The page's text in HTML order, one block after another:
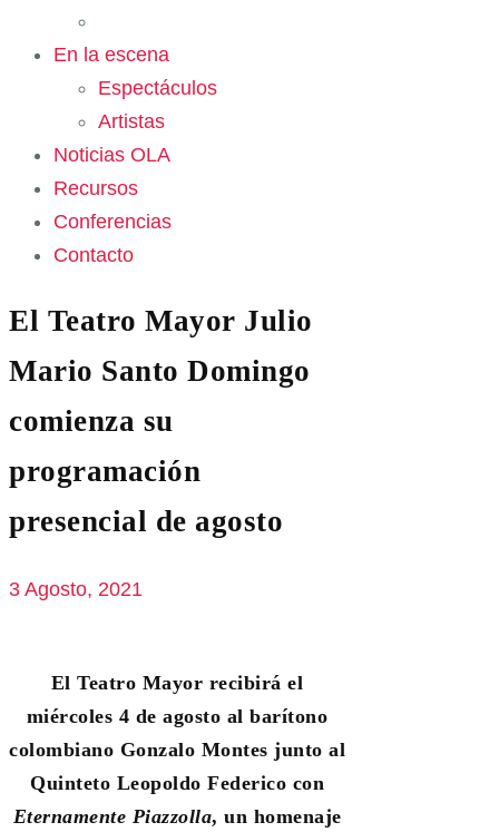
En la escena
Espectáculos
Artistas
Noticias OLA
Recursos
Conferencias
Contacto
El Teatro Mayor Julio
Mario Santo Domingo
comienza su
programación
presencial de agosto
3 Agosto, 2021
El Teatro Mayor recibirá el
miércoles 4 de agosto al barítono
colombiano Gonzalo Montes junto al
Quinteto Leopoldo Federico con
Eternamente Piazzolla, un homenaje